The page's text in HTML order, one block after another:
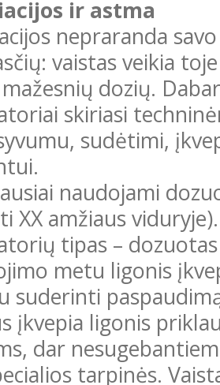
ir astma
nepraranda
vaistas veikia
dozių.
skiriasi
sudėtimi,
naudojami
XX amžiaus
tipas –
metu ligonis
suderinti
įkvepia ligonis
dar
tarpinės.